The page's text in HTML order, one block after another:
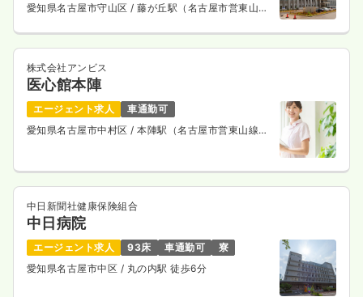
一時募集休止
29.5万円/月 賞与2回
時間 8:30～17:15
年間休日126日
ブランク可
気になる 詳細を見る
救急外来正看護師
3交代（常勤） 一時募集休止
給与 31.3万円 /月 賞与3.5ヶ月
愛知県名古屋市守山区/ 藤が丘駅（名古屋市営東山
株式会社アンビス
医心館本陣
エージェント求人
車通勤可
愛知県名古屋市中村区/ 本陣駅（名古屋市営東山線）
中日新聞社健康保険組合
中日病院
エージェント求人 93床 車通勤可
寮
愛知県名古屋市中区 / 丸の内駅 徒歩6分